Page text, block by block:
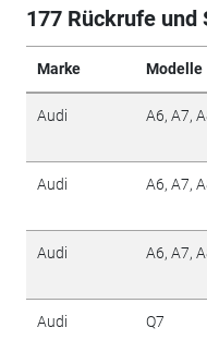
177 Rückrufe und
Marke Modelle
Audi A6, A7,
Audi A6, A7,
Audi A6, A7,
Audi Q7